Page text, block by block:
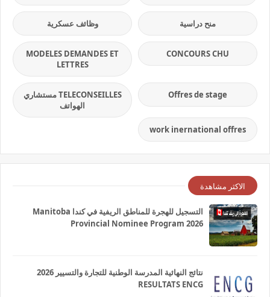
منح دراسية وظائف عسكرية
CONCOURS CHU
MODELES DEMANDES ET
LETTRES
Offres de stage
TELECONSEILLES مستشاري
الهواتف
work inernational offres
الاكثر مشاهدة
التسجيل للهجرة للمناطق الريفية في كندا Manitoba
Provincial Nominee Program 2026
نتائج النهائية المدرسة الوطنية للتجارة والتسيير 2026
RESULTATS ENCG